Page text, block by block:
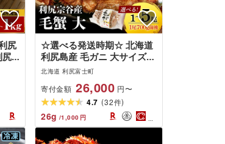
尻
尻
納
税
美
☆選べる発送時期☆ 北海道
利尻島産 毛ガニ 大サイズ
(700g前後)選べる1尾〜5尾
るさと納税 利尻富士町 ふる
さと納税 北海道 海鮮 北海
道 カニ 蟹 毛ガニ 毛蟹 蟹み
そ 濃厚 蟹棒 甲羅
北海道 利尻富士町
寄付金額 26,000 円〜
4.7 (32件)
26g /1,000 円